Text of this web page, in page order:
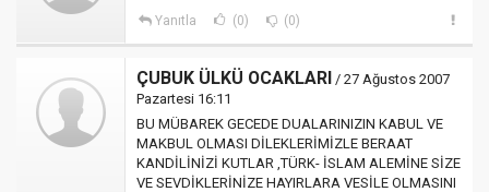
Yanıtla (0) (0)
ÇUBUK ÜLKÜ OCAKLARI / 27 Ağustos 2007
Pazartesi 16:11
BU MÜBAREK GECEDE DUALARINIZIN KABUL VE
MAKBUL OLMASI DİLEKLERİMİZLE BERAAT
KANDİLİNİZİ KUTLAR ,TÜRK- İSLAM ALEMİNE SİZE
VE SEVDİKLERİNİZE HAYIRLARA VESİLE OLMASINI